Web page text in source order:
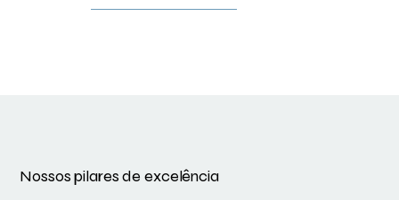
Nossos pilares de excelência